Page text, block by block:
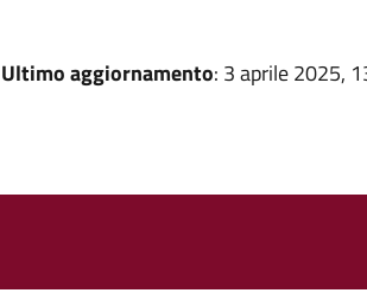
Ultimo aggiornamento: 3 aprile 2025,